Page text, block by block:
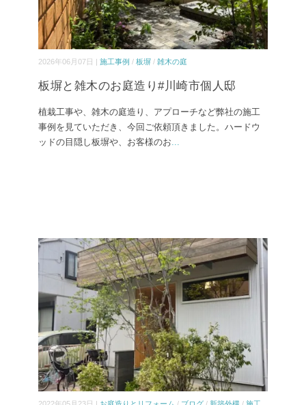
2026年06月07日 | 施工事例 / 板塀 / 雑木の庭
板塀と雑木のお庭造り#川崎市個人邸
植栽工事や、雑木の庭造り、アプローチなど弊社の施工
事例を見ていただき、今回ご依頼頂きました。ハードウ
ッドの目隠し板塀や、お客様のお...